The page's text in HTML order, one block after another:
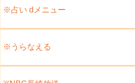
※占い dメニュー
※うらなえる